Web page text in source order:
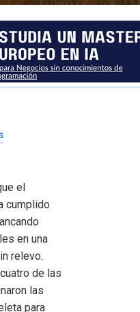
el
cumplido
en una
relevo.
de las
las
para